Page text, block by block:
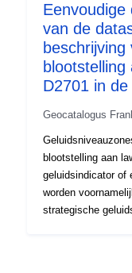
Eenvoudige
van de
D2701 in
Geocatalogus
blootstelling aan
geluidsindicator of
worden
strategische